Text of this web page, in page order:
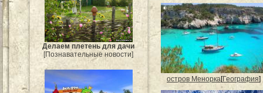
Делаем плетень для дачи
[Познавательные новости]
остров Менорка[География]